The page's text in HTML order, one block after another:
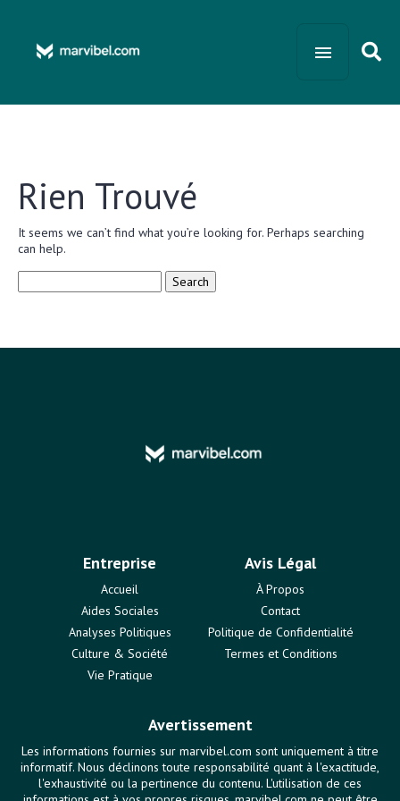
Rien Trouvé
It seems we can’t find what you’re looking for. Perhaps searching
can help.
Entreprise
Accueil
Aides Sociales
Analyses Politiques
Culture & Société
Vie Pratique
Avis Légal
À Propos
Contact
Politique de Confidentialité
Termes et Conditions
Avertissement
Les informations fournies sur marvibel.com sont uniquement à titre
informatif. Nous déclinons toute responsabilité quant à l'exactitude,
l'exhaustivité ou la pertinence du contenu. L'utilisation de ces